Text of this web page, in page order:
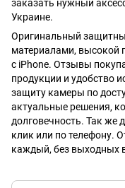
заказать нужный
Украине.
Оригинальный
материалами, высокой
с iPhone. Отзывы
продукции и удобство
защиту камеры по
актуальные решения,
долговечность. Так же
клик или по телефону.
каждый, без выходных